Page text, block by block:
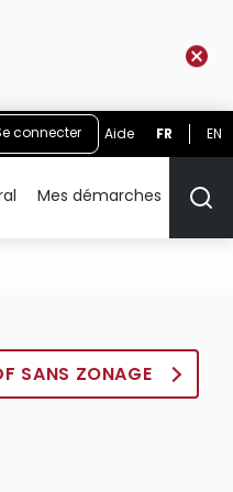
connecter Aide FR EN
Mes démarches
SANS ZONAGE